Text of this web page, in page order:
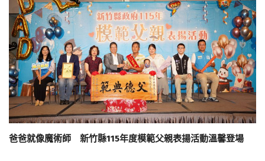
爸爸就像魔術師 新竹縣115年度模範父親表揚活動溫馨登場